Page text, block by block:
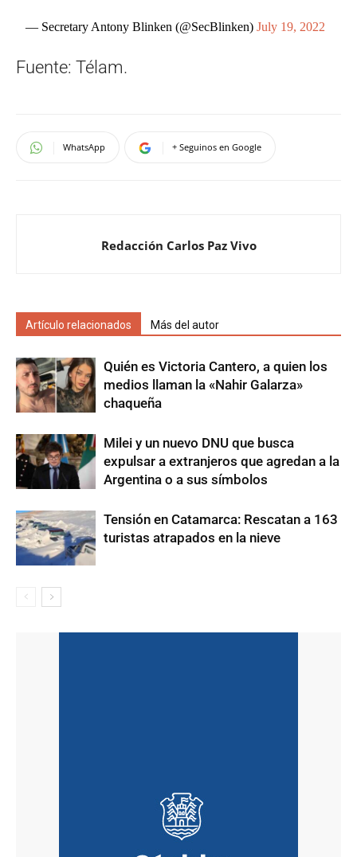
— Secretary Antony Blinken (@SecBlinken)July 19, 2022
Fuente: Télam.
WhatsApp + Seguinos en Google
Redacción Carlos Paz Vivo
Artículo relacionados Más del autor
Quién es Victoria Cantero, a quien los
medios llaman la «Nahir Galarza»
chaqueña
Milei y un nuevo DNU que busca
expulsar a extranjeros que agredan a la
Argentina o a sus símbolos
Tensión en Catamarca: Rescatan a 163
turistas atrapados en la nieve